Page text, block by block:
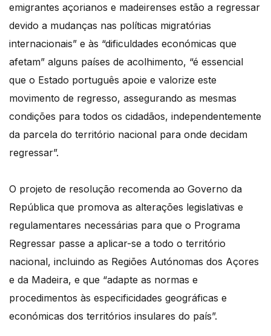
emigrantes açorianos e madeirenses estão a regressar
devido a mudanças nas políticas migratórias
internacionais” e às “dificuldades económicas que
afetam” alguns países de acolhimento, “é essencial
que o Estado português apoie e valorize este
movimento de regresso, assegurando as mesmas
condições para todos os cidadãos, independentemente
da parcela do território nacional para onde decidam
regressar”.
O projeto de resolução recomenda ao Governo da
República que promova as alterações legislativas e
regulamentares necessárias para que o Programa
Regressar passe a aplicar-se a todo o território
nacional, incluindo as Regiões Autónomas dos Açores
e da Madeira, e que “adapte as normas e
procedimentos às especificidades geográficas e
económicas dos territórios insulares do país”.